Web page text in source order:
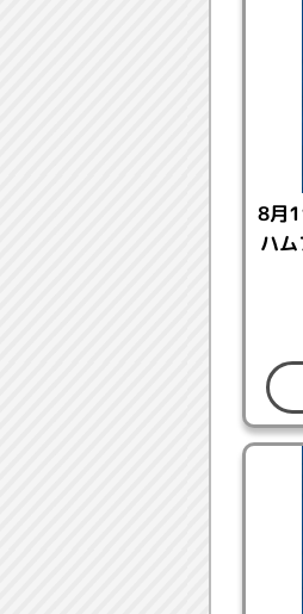
●応募
※当選
※決済
※お支
※お支
※以下
・お
落選
返金
・ご
その
返金
※応募
【結
※抽選
※当選
※当選
8月
ハ